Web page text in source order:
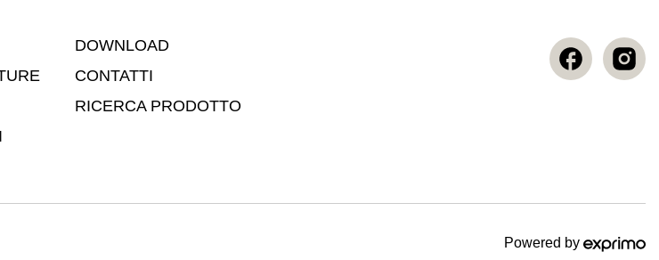
DOWNLOAD
CONTATTI
RICERCA PRODOTTO
Powered by